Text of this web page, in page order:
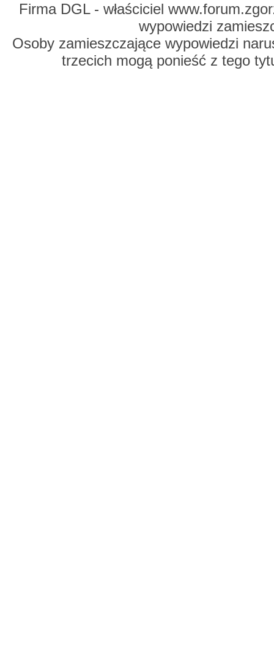
Firma DGL - właściciel
wypowiedzi
Osoby zamieszczające wypowiedzi
trzecich mogą ponieść z tego